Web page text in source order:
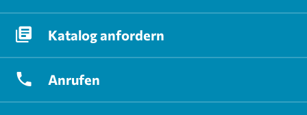
Kataloganfordern
Anrufen